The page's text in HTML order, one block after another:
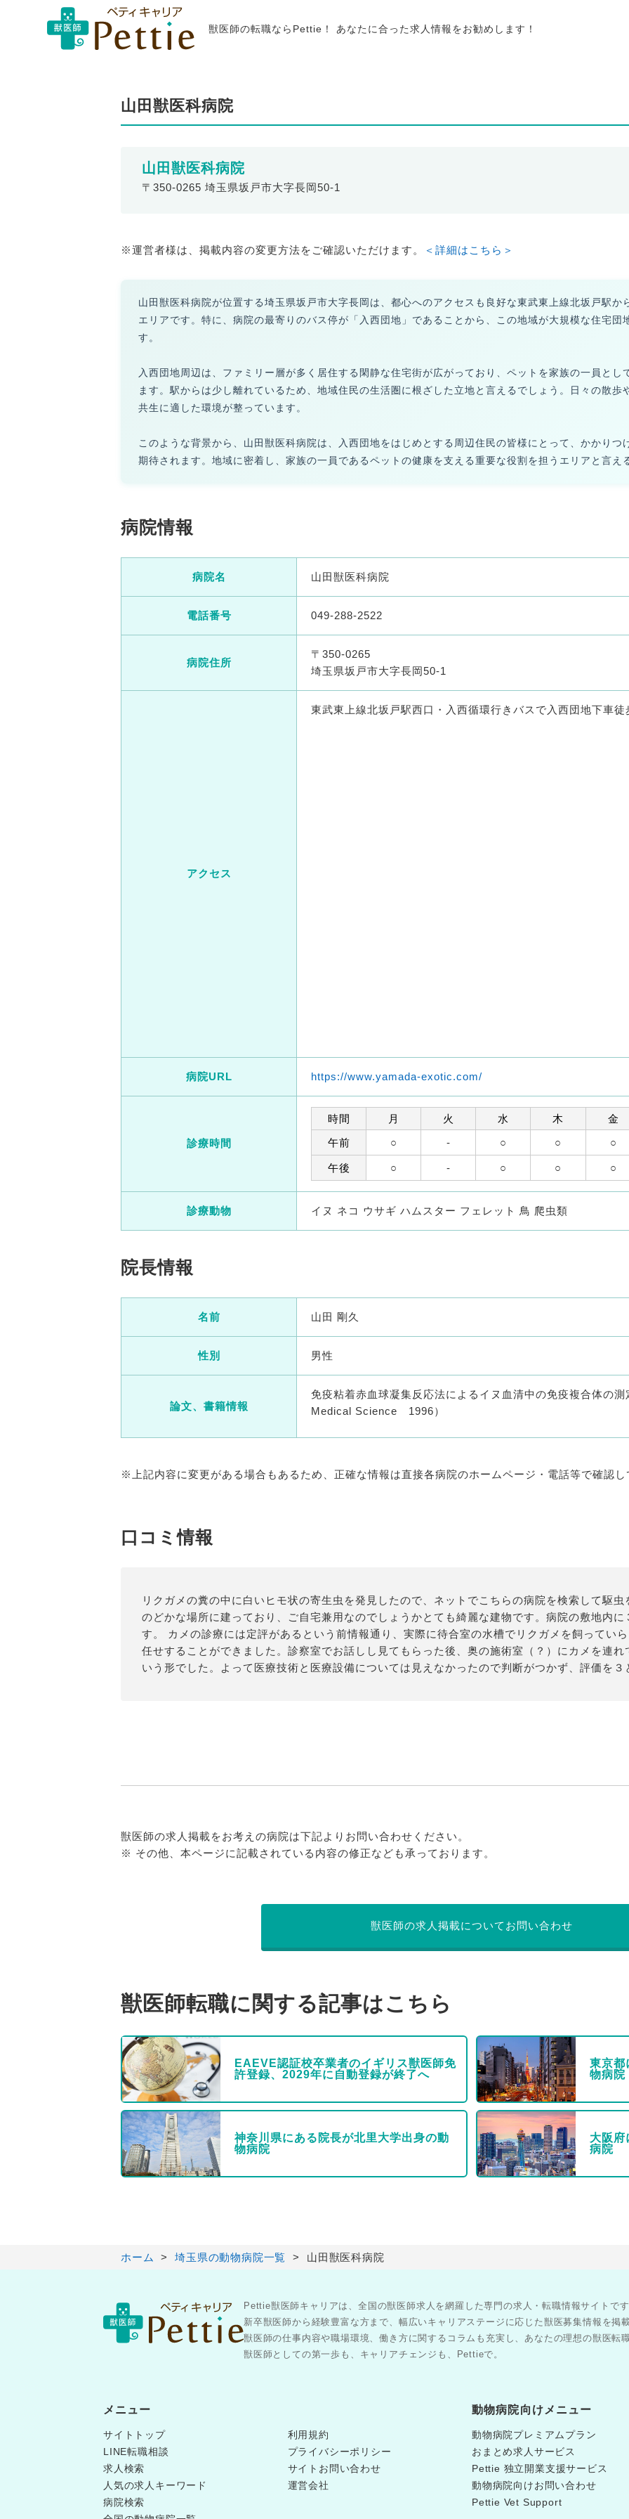
獣医師の転職ならPettie！ あなたに合った求人情報をお勧めします！
山田獣医科病院
山田獣医科病院
〒350-0265 埼玉県坂戸市大字長岡50-1
※運営者様は、掲載内容の変更方法をご確認いただけます。 ＜詳細はこちら＞
山田獣医科病院が位置する埼玉県坂戸市大字長岡は、都心へのアクセスも良好な東武東上線北坂戸駅か
エリアです。特に、病院の最寄りのバス停が「入西団地」であることから、この地域が大規模な住宅団
す。
入西団地周辺は、ファミリー層が多く居住する閑静な住宅街が広がっており、ペットを家族の一員と
ます。駅からは少し離れているため、地域住民の生活圏に根ざした立地と言えるでしょう。日々の散
共生に適した環境が整っています。
このような背景から、山田獣医科病院は、入西団地をはじめとする周辺住民の皆様にとって、かかり
期待されます。地域に密着し、家族の一員であるペットの健康を支える重要な役割を担うエリアと言え
病院情報
病院名 山田獣医科病院
電話番号 049-288-2522
病院住所
〒350-0265
埼玉県坂戸市大字長岡50-1
アクセス
東武東上線北坂戸駅西口・入西循環行きバスで入西団地下車徒
病院URL https://www.yamada-exotic.com/
診療時間
時間 月 火 水 木
金
午前
○ - ○ ○ ○
午後 ○ - ○ ○ ○
診療動物 イヌ ネコ ウサギ ハムスター フェレット 鳥 爬虫類
院長情報
名前 山田 剛久
性別 男性
論文、書籍情報
免疫粘着赤血球凝集反応法によるイヌ血清中の免疫複合体の
Medical Science 1996）
※上記内容に変更がある場合もあるため、正確な情報は直接各病院のホームページ・電話等で確認
口コミ情報
リクガメの糞の中に白いヒモ状の寄生虫を発見したので、ネットでこちらの病院を検索して駆
のどかな場所に建っており、ご自宅兼用なのでしょうかとても綺麗な建物です。病院の敷地内
す。 カメの診療には定評があるという前情報通り、実際に待合室の水槽でリクガメを飼ってい
任せすることができました。診察室でお話しし見てもらった後、奥の施術室（？）にカメを連
いう形でした。よって医療技術と医療設備については見えなかったので判断がつかず、評価を
獣医師の求人掲載をお考えの病院は下記よりお問い合わせください。
※ その他、本ページに記載されている内容の修正なども承っております。
獣医師の求人掲載についてお問い合わせ
獣医師転職に関する記事はこちら
EAEVE認証校卒業者のイギリス獣医師免
許登録、2029年に自動登録が終了へ
東京都
物病院
神奈川県にある院長が北里大学出身の動
物病院
大阪府
病院
ホーム 埼玉県の動物病院一覧 山田獣医科病院
Pettie獣医師キャリアは、全国の獣医師求人を網羅した専門の求人・転職情報サイトで
新卒獣医師から経験豊富な方まで、幅広いキャリアステージに応じた獣医募集情報を掲
獣医師の仕事内容や職場環境、働き方に関するコラムも充実し、あなたの理想の獣医転
獣医師としての第一歩も、キャリアチェンジも、Pettieで。
メニュー
サイトトップ
LINE転職相談
求人検索
人気の求人キーワード
病院検索
利用規約
プライバシーポリシー
サイトお問い合わせ
運営会社
動物病院向けメニュー
動物病院プレミアムプラン
おまとめ求人サービス
Pettie 独立開業支援サービス
動物病院向けお問い合わせ
Pettie Vet Support